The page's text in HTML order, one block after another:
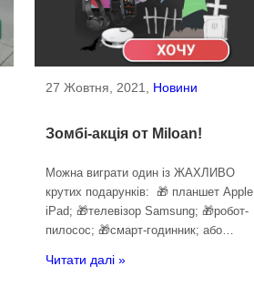
27 Жовтня, 2021, Новини
Зомбі-акція от Miloan!
Можна виграти один із ЖАХЛИВО
крутих подарунків: 🎁 планшет Apple
iPad; 🎁телевізор Samsung; 🎁робот-
пилосос; 🎁смарт-годинник; або…
Читати далі »